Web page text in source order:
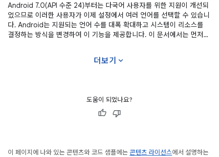
Android 7.0(API 수준 24)부터는 다국어 사용자를 위한 지원이 개선되
었으므로 이러한 사용자가 이제 설정에서 여러 언어를 선택할 수 있습니
다. Android는 지원되는 언어 수를 대폭 확대하고 시스템이 리소스를
결정하는 방식을 변경하여 이 기능을 제공합니다. 이 문서에서는 먼저
더보기 expand_more
도움이 되었나요?
이 페이지에 나와 있는 콘텐츠와 코드 샘플에는 콘텐츠 라이선스에서 설명하는